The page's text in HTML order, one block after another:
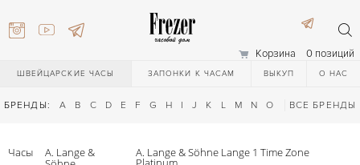
Корзина 0 позиций
ШВЕЙЦАРСКИЕ ЧАСЫ ЗАПОНКИ К ЧАСАМ ВЫКУП О НАС
БРЕНДЫ: A B C D E F G H I J K L M N O Q R S T
ВСЕ БРЕНДЫ
Часы A. Lange & A. Lange & Söhne Lange 1 Time Zone